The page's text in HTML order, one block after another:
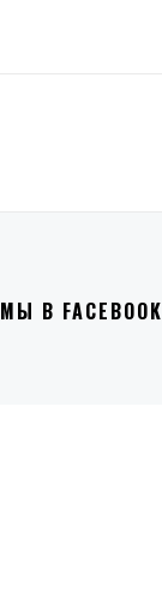
МЫ В FACEBOOK